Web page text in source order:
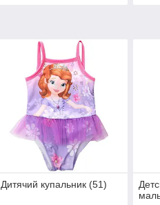
Дитячий купальник (51)